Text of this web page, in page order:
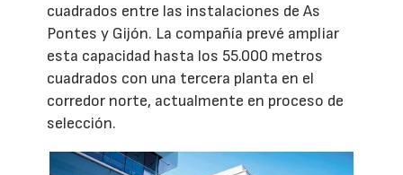
cuadrados entre las instalaciones de As
Pontes y Gijón. La compañía prevé ampliar
esta capacidad hasta los 55.000 metros
cuadrados con una tercera planta en el
corredor norte, actualmente en proceso de
selección.